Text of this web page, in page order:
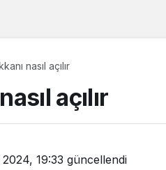
nasıl açılır
açılır
2024, 19:33 güncellendi